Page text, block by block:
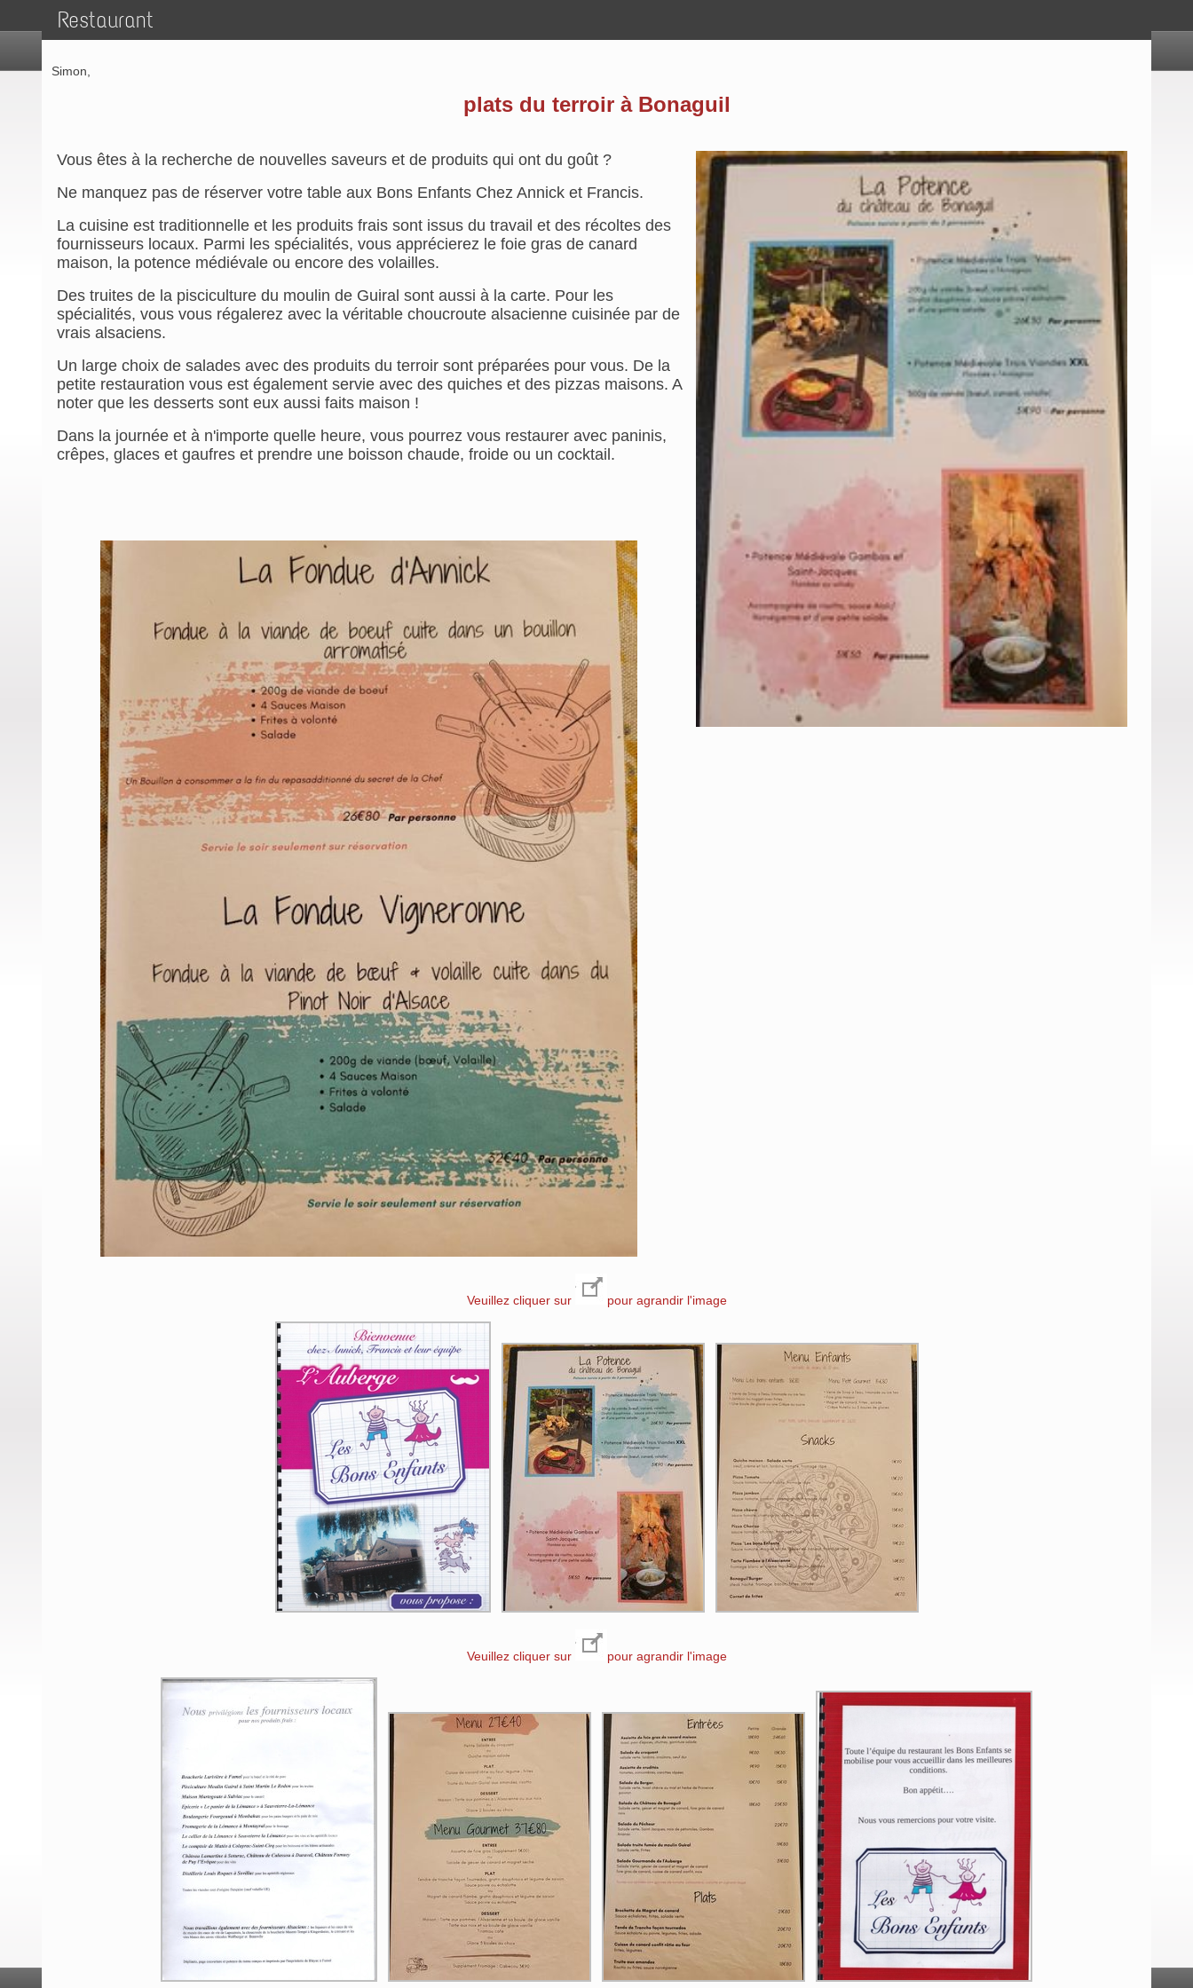
Restaurant
Simon,
plats du terroir à Bonaguil
Vous êtes à la recherche de nouvelles saveurs et de produits qui ont du goût ?
Ne manquez pas de réserver votre table aux Bons Enfants Chez Annick et Francis.
La cuisine est traditionnelle et les produits frais sont issus du travail et des récoltes des
fournisseurs locaux. Parmi les spécialités, vous apprécierez le foie gras de canard
maison, la potence médiévale ou encore des volailles.
Des truites de la pisciculture du moulin de Guiral sont aussi à la carte. Pour les
spécialités, vous vous régalerez avec la véritable choucroute alsacienne cuisinée par de
vrais alsaciens.
Un large choix de salades avec des produits du terroir sont préparées pour vous. De la
petite restauration vous est également servie avec des quiches et des pizzas maisons. A
noter que les desserts sont eux aussi faits maison !
Dans la journée et à n'importe quelle heure, vous pourrez vous restaurer avec paninis,
crêpes, glaces et gaufres et prendre une boisson chaude, froide ou un cocktail.
Veuillez cliquer sur pour agrandir l'image
Veuillez cliquer sur pour agrandir l'image